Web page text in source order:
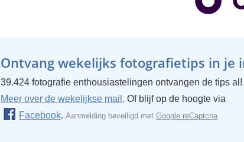
Ontvang wekelijks fotografietips in je
39.424 fotografie enthousiastelingen ontvangen de tips al!
Meer over de wekelijkse mail . Of blijf op de hoogte via
Facebook. Aanmelding beveiligd met Google reCaptcha.